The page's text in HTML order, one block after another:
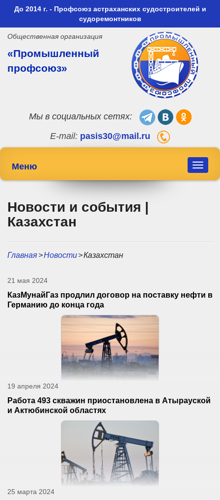
До 2014 г. - Профсоюз астраханских судостроителей и
судоремонтников
Общественная организация
«Промышленный
профсоюз»
Мы в социальных сетях:
E-mail: pasis30@mail.ru
Toggle
Меню
Новости и события |
Казахстан
Главная>Новости>Казахстан
21 мая 2024
КазМунайГаз продлил договор на поставку нефти в
Германию до конца года
19 апреля 2024
Работа 493 скважин приостановлена в Атырауской
и Актюбинской областях
25 марта 2024